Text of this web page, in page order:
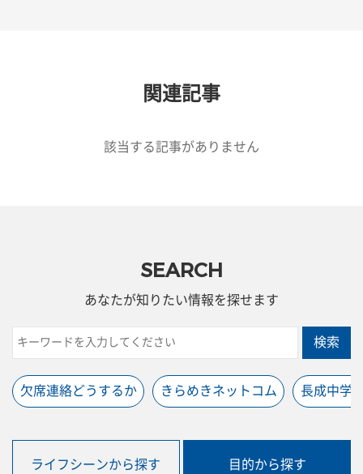
関連記事
該当する記事がありません
SEARCH
あなたが知りたい情報を探せます
検索
欠席連絡どうするか きらめきネットコム 長成中学
ライフシーンから探す 目的から探す